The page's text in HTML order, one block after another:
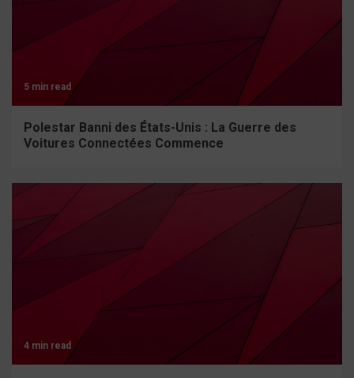
5 min read
Polestar Banni des États-Unis : La Guerre des
Voitures Connectées Commence
4 min read